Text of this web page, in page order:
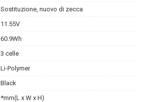
Sostituzione, nuovo di zecca
11.55V
60.9Wh
3 celle
Li-Polymer
Black
*mm(L x W x H)